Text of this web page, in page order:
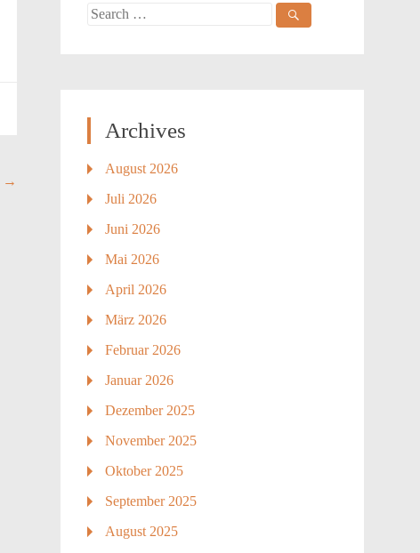
→
Search
Archives
August 2026
Juli 2026
Juni 2026
Mai 2026
April 2026
März 2026
Februar 2026
Januar 2026
Dezember 2025
November 2025
Oktober 2025
September 2025
August 2025